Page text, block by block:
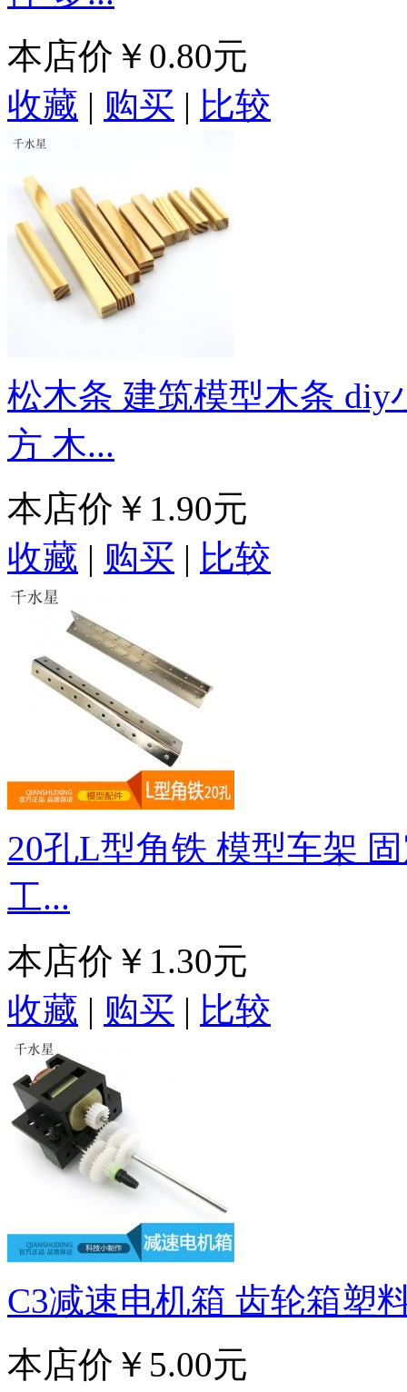
本店价 ￥0.80元
收藏 | 购买 | 比较
松木条 建筑模型木条 diy
方 木...
本店价 ￥1.90元
收藏 | 购买 | 比较
20孔L型角铁 模型车架
工...
本店价 ￥1.30元
收藏 | 购买 | 比较
C3减速电机箱 齿轮箱塑
本店价 ￥5.00元